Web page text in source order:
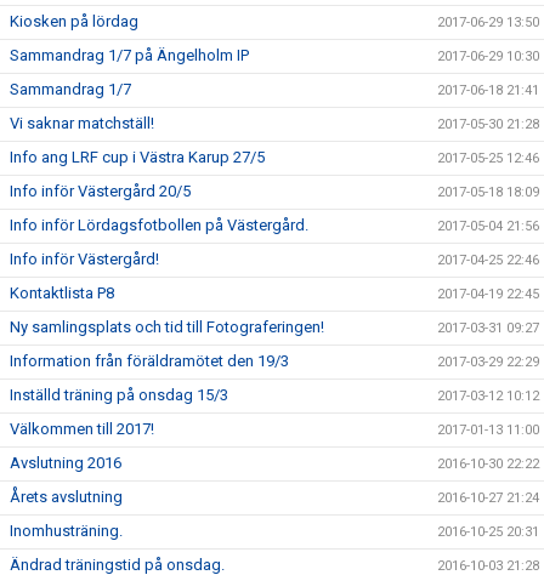
Kiosken på lördag 2017-06-29 13:50
Sammandrag 1/7 på Ängelholm IP 2017-06-29 10:30
Sammandrag 1/7 2017-06-18 21:41
Vi saknar matchställ! 2017-05-30 21:28
Info ang LRF cup i Västra Karup 27/5 2017-05-25 12:46
Info inför Västergård 20/5 2017-05-18 18:09
Info inför Lördagsfotbollen på Västergård. 2017-05-04 21:56
Info inför Västergård! 2017-04-25 22:46
Kontaktlista P8 2017-04-19 22:45
Ny samlingsplats och tid till Fotograferingen! 2017-03-31 09:27
Information från föräldramötet den 19/3 2017-03-29 22:29
Inställd träning på onsdag 15/3 2017-03-12 10:12
Välkommen till 2017! 2017-01-13 11:00
Avslutning 2016 2016-10-30 22:22
Årets avslutning 2016-10-27 21:24
Inomhusträning. 2016-10-25 20:31
Ändrad träningstid på onsdag. 2016-10-03 21:28